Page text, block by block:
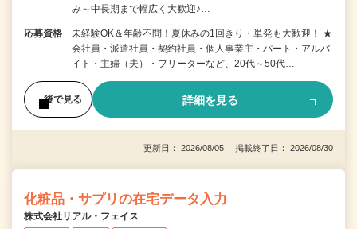
み～中長期まで幅広く大歓迎♪…
応募資格
未経験OK＆年齢不問！夏休みの1回きり・単発も大歓迎！ ★
会社員・派遣社員・契約社員・個人事業主・パート・アルバ
イト・主婦（夫）・フリーターなど、20代～50代…
後で見る 詳細を見る
更新日： 2026/08/05 掲載終了日： 2026/08/30
化粧品・サプリの在宅データ入力
株式会社リアル・フェイス